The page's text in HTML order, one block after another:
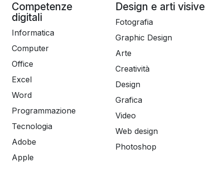
Competenze
digitali
Informatica
Computer
Office
Excel
Word
Programmazione
Tecnologia
Adobe
Apple
Design e arti visive
Fotografia
Graphic Design
Arte
Creatività
Design
Grafica
Video
Web design
Photoshop